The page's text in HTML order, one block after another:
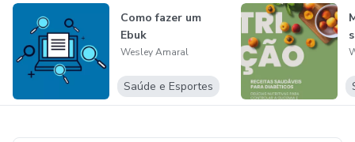
Tudo e fase!
E nada é pra sempre
Dias melhores estão por vim 😇
Como fazer um
Ebuk
Wesley Amaral
Saúde e Esportes